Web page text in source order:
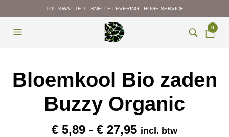
TOP KWALITEIT - SNELLE LEVERING - HOGE SERVICE
0
Bloemkool Bio zaden
Buzzy Organic
€ 5,89 - € 27,95Prijsklasse:
incl. btw